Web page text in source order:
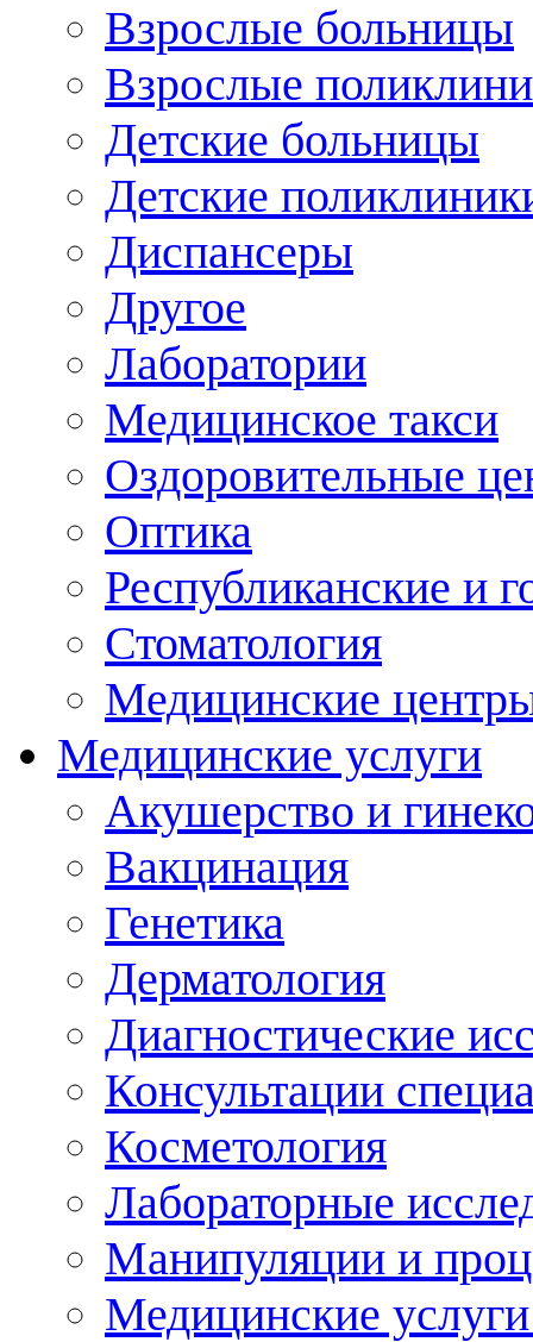
Взрослые больницы
Взрослые
Детские больницы
Детские
Диспансеры
Другое
Лаборатории
Медицинское такси
Оздоровительные
Оптика
Республиканские и
Стоматология
Медицинские
Медицинские услуги
Акушерство и
Вакцинация
Генетика
Дерматология
Диагностические
Консультации
Косметология
Лабораторные
Манипуляции и
Медицинские